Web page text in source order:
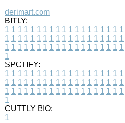
derimart.com
BITLY:
1 1 1 1 1 1 1 1 1 1 1 1 1 1 1 1 1 1 1
1 1 1 1 1 1 1 1 1 1 1 1 1 1 1 1 1 1 1
1 1 1 1 1 1 1 1 1 1 1 1 1 1 1 1 1 1 1
1
SPOTIFY:
1 1 1 1 1 1 1 1 1 1 1 1 1 1 1 1 1 1 1
1 1 1 1 1 1 1 1 1 1 1 1 1 1 1 1 1 1 1
1 1 1 1 1 1 1 1 1 1 1 1 1 1 1 1 1 1 1
1
CUTTLY BIO:
1